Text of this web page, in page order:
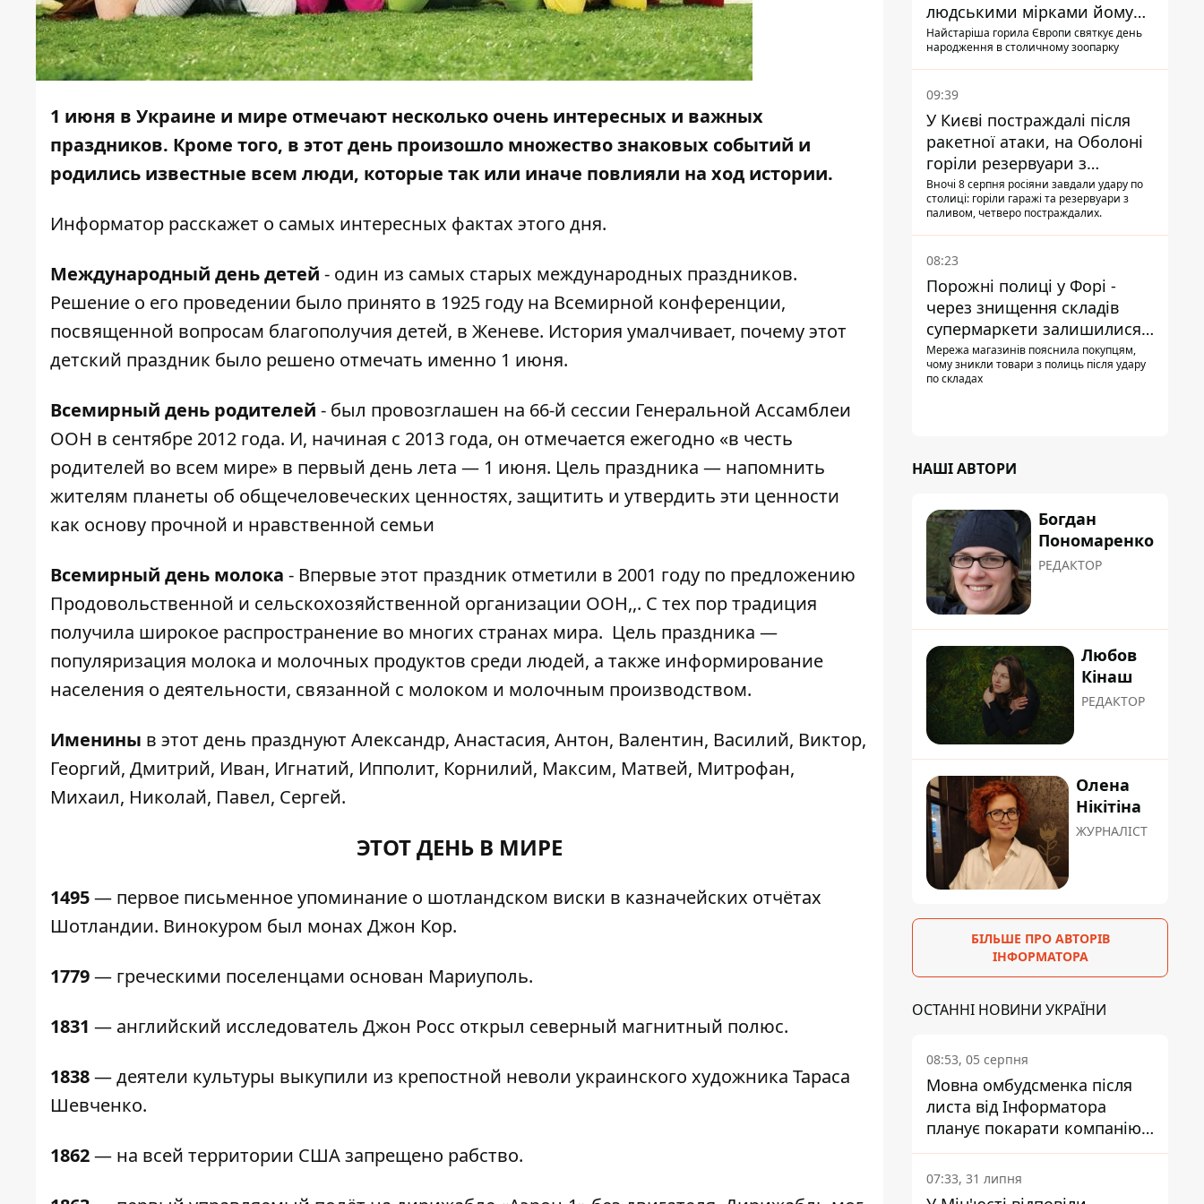
1 июня в Украине и мире отмечают несколько очень интересных и важных
праздников. Кроме того, в этот день произошло множество знаковых событий и
родились известные всем люди, которые так или иначе повлияли на ход истории.
Информатор расскажет о самых интересных фактах этого дня.
Международный день детей - один из самых старых международных праздников.
Решение о его проведении было принято в 1925 году на Всемирной конференции,
посвященной вопросам благополучия детей, в Женеве. История умалчивает, почему этот
детский праздник было решено отмечать именно 1 июня.
Всемирный день родителей - был провозглашен на 66-й сессии Генеральной Ассамблеи
ООН в сентябре 2012 года. И, начиная с 2013 года, он отмечается ежегодно «в честь
родителей во всем мире» в первый день лета — 1 июня. Цель праздника — напомнить
жителям планеты об общечеловеческих ценностях, защитить и утвердить эти ценности
как основу прочной и нравственной семьи
Всемирный день молока - Впервые этот праздник отметили в 2001 году по предложению
Продовольственной и сельскохозяйственной организации ООН,,. С тех пор традиция
получила широкое распространение во многих странах мира. Цель праздника —
популяризация молока и молочных продуктов среди людей, а также информирование
населения о деятельности, связанной с молоком и молочным производством.
Именины в этот день празднуют Александр, Анастасия, Антон, Валентин, Василий, Виктор,
Георгий, Дмитрий, Иван, Игнатий, Ипполит, Корнилий, Максим, Матвей, Митрофан,
Михаил, Николай, Павел, Сергей.
ЭТОТ ДЕНЬ В МИРЕ
1495— первое письменное упоминание о шотландском виски в казначейских отчётах
Шотландии. Винокуром был монах Джон Кор.
1779— греческими поселенцами основан Мариуполь.
1831 — английский исследователь Джон Росс открыл северный магнитный полюс.
1838— деятели культуры выкупили из крепостной неволи украинского художника Тараса
Шевченко.
1862— на всей территории США запрещено рабство.
людськими мірками йому
вже понад 90 років
Найстаріша горила Європи святкує день
народження в столичному зоопарку
09:39
У Києві постраждалі після
ракетної атаки, на Оболоні
горіли резервуари з
паливом
Вночі 8 серпня росіяни завдали удару по
столиці: горіли гаражі та резервуари з
паливом, четверо постраждалих.
08:23
Порожні полиці у Форі -
через знищення складів
супермаркети залишилися
без асортименту
Мережа магазинів пояснила покупцям,
чому зникли товари з полиць після удару
по складах
НАШІ АВТОРИ
Богдан
Пономаренко
РЕДАКТОР
Любов
Кінаш
РЕДАКТОР
Олена
Нікітіна
ЖУРНАЛІСТ
БІЛЬШЕ ПРО АВТОРІВ
ІНФОРМАТОРА
ОСТАННІ НОВИНИ УКРАЇНИ
08:53, 05 серпня
Мовна омбудсменка після
листа від Інформатора
планує покарати компанію-
підрядника ПриватБанку
07:33, 31 липня